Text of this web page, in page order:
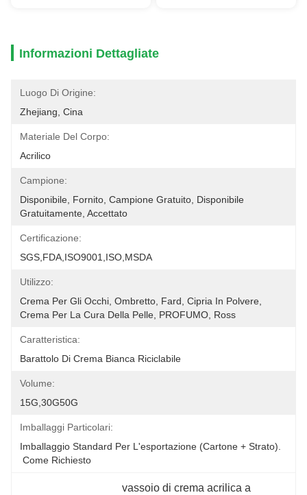
Informazioni Dettagliate
Luogo Di Origine:
Zhejiang, Cina
Materiale Del Corpo:
Acrilico
Campione:
Disponibile, Fornito, Campione Gratuito, Disponibile
Gratuitamente, Accettato
Certificazione:
SGS,FDA,ISO9001,ISO,MSDA
Utilizzo:
Crema Per Gli Occhi, Ombretto, Fard, Cipria In Polvere,
Crema Per La Cura Della Pelle, PROFUMO, Ross
Caratteristica:
Barattolo Di Crema Bianca Riciclabile
Volume:
15G,30G50G
Imballaggi Particolari:
Imballaggio Standard Per L'esportazione (cartone + Strato).
Come Richiesto
vassoio di crema acrilica a